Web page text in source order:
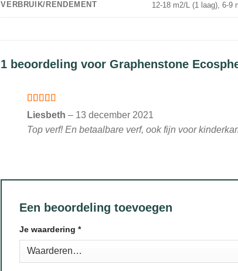
VERBRUIK/RENDEMENT 12-18 m2/L (1 laag), 6-9
1 beoordeling voorGraphenstone
Gewaardeerd
5uit 5
Liesbeth– 13 december 2021
Top verf! En betaalbare verf, ook fijn voor
Een beoordeling toevoegen
Je waardering*